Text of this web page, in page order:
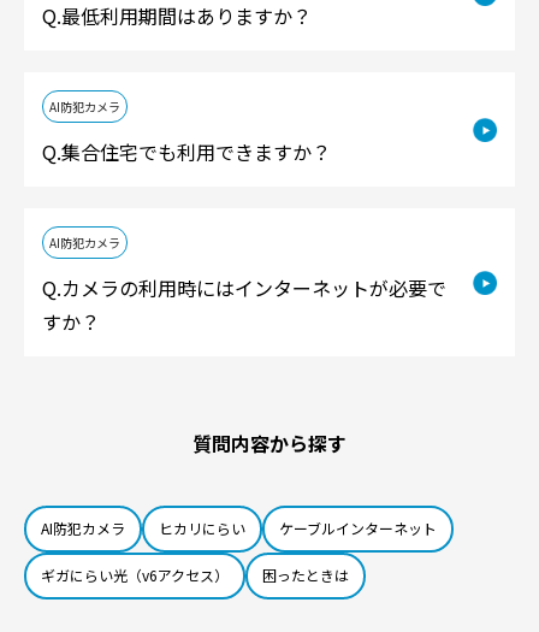
最低利用期間はありますか？
AI防犯カメラ
集合住宅でも利用できますか？
AI防犯カメラ
カメラの利用時にはインターネットが必要で
すか？
質問内容から探す
AI防犯カメラ ヒカリにらい ケーブルインターネット
ギガにらい光（v6アクセス） 困ったときは